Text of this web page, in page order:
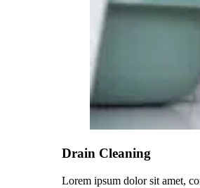
Drain Cleaning
Lorem ipsum dolor sit amet,